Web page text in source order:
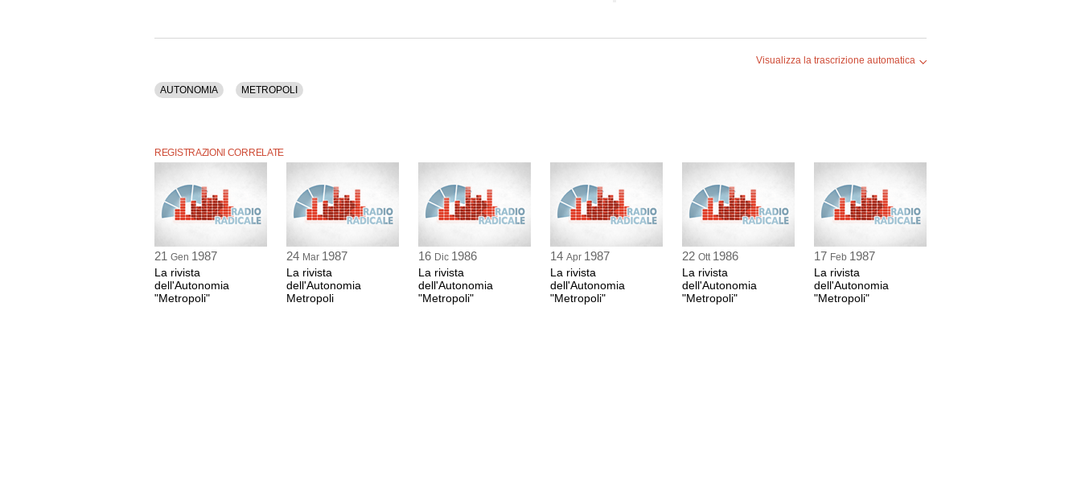
DE GORI
ANTONIO MARINI
segue
ANTONIO MARINI
Visualizza la trascrizione automatica
AUTONOMIA METROPOLI
REGISTRAZIONI CORRELATE
21 Gen 1987
La rivista
dell'Autonomia
"Metropoli"
24 Mar 1987
La rivista
dell'Autonomia
Metropoli
16 Dic 1986
La rivista
dell'Autonomia
"Metropoli"
14 Apr 1987
La rivista
dell'Autonomia
"Metropoli"
22 Ott 1986
La rivista
dell'Autonomia
"Metropoli"
17 Feb 1987
La rivista
dell'Autonomia
"Metropoli"